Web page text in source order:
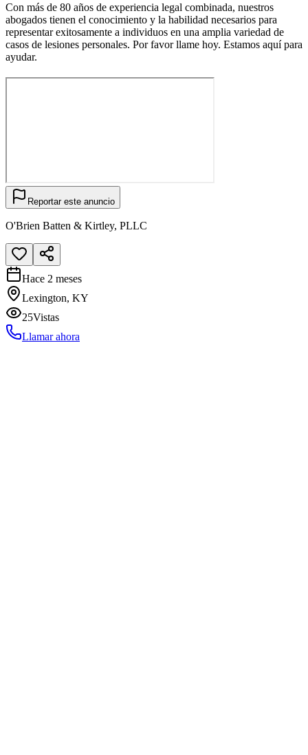
Con más de 80 años de experiencia legal combinada, nuestros
abogados tienen el conocimiento y la habilidad necesarios para
representar exitosamente a individuos en una amplia variedad de
casos de lesiones personales. Por favor llame hoy. Estamos aquí para
ayudar.
Reportar este anuncio
O'Brien Batten & Kirtley, PLLC
Hace 2 meses
Lexington, KY
25Vistas
Llamar ahora